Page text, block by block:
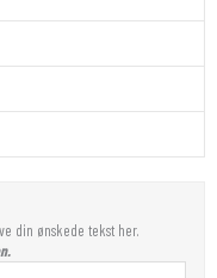
din ønskede tekst her.